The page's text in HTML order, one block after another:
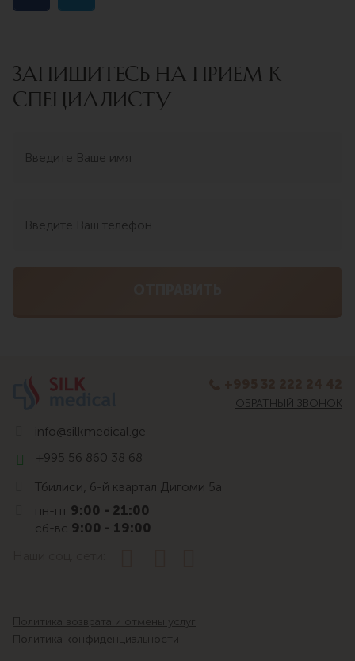
ЗАПИШИТЕСЬ НА ПРИЕМ К
СПЕЦИАЛИСТУ
ОБРАТНЫЙ ЗВОНОК
info@silkmedical.ge
+995 56 860 38 68
Тбилиси, 6-й квартал Дигоми 5а
пн-пт 9:00 - 21:00
сб-вс 9:00 - 19:00
Политика возврата и отмены услуг
Политика конфиденциальности